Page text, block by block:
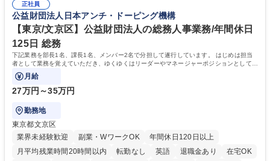
道路施設や道路工事現場の見学ツアー事業 ※入社後は上記いずれかの部門
へ配属。※業務内容変更の範囲：会社の定める業務 募集職種 【都庁グル
ープ】総合職（事務）◇残業月平均9時間未満／有給年平均16日取得
部門など多岐に渡る業務を経験できます。 ■様々なプロジェクト：駐車場
事業の他、新宿駅西口広場内に設置された照明を兼ねた広告「ブライトサ
イン」の管理運営を行うなど、事業収益を生み出す活動を積極的に行って
います。 学歴・資格 学歴：大学院 大学 高専 短大 専修学校 高校 語学力：
資格：
正社員
公益財団法人日本アンチ・ドーピング機構
【東京/文京区】公益財団法人の総務人事業務/年間休日
125日 総務
下記業務を部長1名、課長1名、メンバー2名で分担して遂行しています。 はじめは担当
者として業務を覚えていただき、ゆくゆくはリーダーやマネージャーポジションとして活
躍いただくことを期待しています。
月給
27万円～35万円
勤務地
東京都文京区
業界未経験歓迎
副業・WワークOK
年間休日120日以上
月平均残業時間20時間以内
転勤なし 英語 退職金あり
在宅OK